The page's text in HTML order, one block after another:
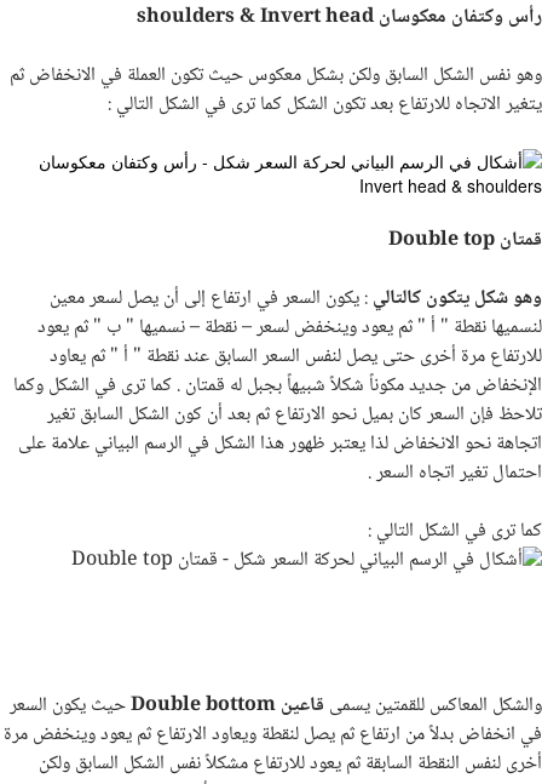
رأس وكتفان معكوسانInvert head
&
shoulders
وهو نفس الشكل السابق ولكن بشكل معكوس حيث تكون العملة في الانخفاض ثم
يتغير الاتجاه للارتفاع بعد تكون الشكل كما ترى في الشكل التالي :
قمتانDouble top
وهو شكل يتكون كالتالي: يكون السعر في ارتفاع إلى أن يصل لسعر معين
لنسميها نقطة " أ " ثم يعود وينخفض لسعر – نقطة – نسميها " ب " ثم يعود
للارتفاع مرة أخرى حتى يصل لنفس السعر السابق عند نقطة " أ " ثم يعاود
الإنخفاض من جديد مكوناً شكلاً شبيهاً بجبل له قمتان . كما ترى في الشكل وكما
تلاحظ فإن السعر كان بميل نحو الارتفاع ثم بعد أن كون الشكل السابق تغير
اتجاهة نحو الانخفاض لذا يعتبر ظهور هذا الشكل في الرسم البياني علامة على
احتمال تغير اتجاه السعر .
كما ترى في الشكل التالي :
والشكل المعاكس للقمتين يسمى قاعينDouble bottomحيث يكون السعر
في انخفاض بدلاً من ارتفاع ثم يصل لنقطة ويعاود الارتفاع ثم يعود وينخفض مرة
أخرى لنفس النقطة السابقة ثم يعود للارتفاع مشكلاً نفس الشكل السابق ولكن